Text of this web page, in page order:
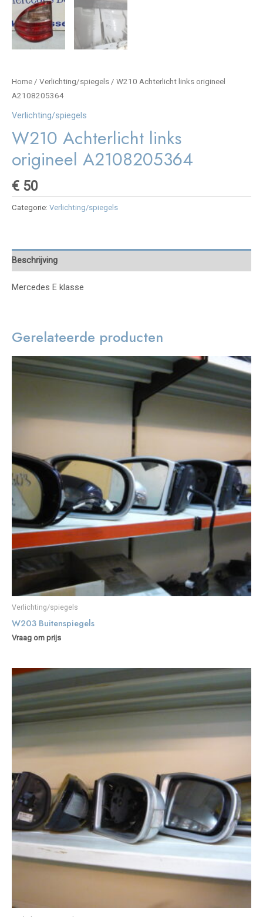
Home / Verlichting/spiegels / W210 Achterlicht links origineel
A2108205364
Verlichting/spiegels
W210 Achterlicht links
origineel A2108205364
€ 50
Categorie: Verlichting/spiegels
Beschrijving
Mercedes E klasse
Gerelateerde producten
Verlichting/spiegels
W203 Buitenspiegels
Vraag om prijs